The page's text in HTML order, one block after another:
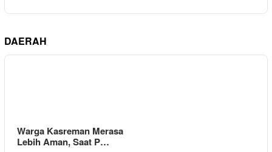
DAERAH
Warga Kasreman Merasa
Lebih Aman, Saat P…